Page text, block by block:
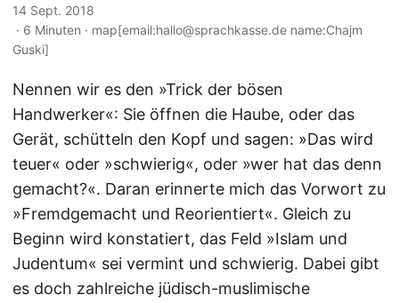
14 Sept. 2018
· 6 Minuten · map[email:hallo@sprachkasse.de name:Chajm
Guski]
Nennen wir es den »Trick der bösen
Handwerker«: Sie öffnen die Haube, oder das
Gerät, schütteln den Kopf und sagen: »Das wird
teuer« oder »schwierig«, oder »wer hat das denn
gemacht?«. Daran erinnerte mich das Vorwort zu
»Fremdgemacht und Reorientiert«. Gleich zu
Beginn wird konstatiert, das Feld »Islam und
Judentum« sei vermint und schwierig. Dabei gibt
es doch zahlreiche jüdisch-muslimische